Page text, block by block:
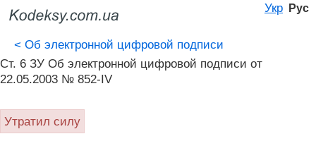
Укр Рус
< Об электронной цифровой подписи
Ст. 6 ЗУ Об электронной цифровой подписи от
22.05.2003 № 852-IV
Утратил силу